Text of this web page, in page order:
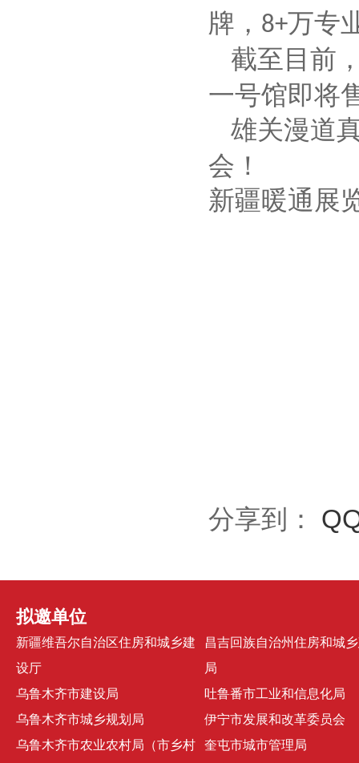
牌， 8+万专
截至目前
一号馆即将
雄关漫道
会！
新疆暖通展
分享到：
拟邀单位
新疆维吾尔自治区住房和城乡建
设厅
乌鲁木齐市建设局
乌鲁木齐市城乡规划局
乌鲁木齐市农业农村局（市乡村
昌吉回族自治州住房和城
局
吐鲁番市工业和信息化局
伊宁市发展和改革委员会
奎屯市城市管理局